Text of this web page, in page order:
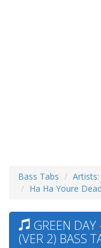
Bass Tabs Artists:
Ha Ha Youre
GREEN
(VER 2) BASS